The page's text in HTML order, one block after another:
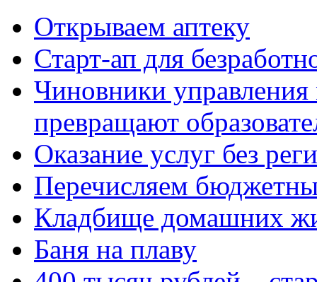
Открываем аптеку
Старт-ап для
Чиновники
превращают
Оказание услуг без
Перечисляем
Кладбище домашних
Баня на плаву